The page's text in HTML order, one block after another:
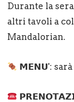
Durante la
altri tavoli a
Mandalorian.
𝗠𝗘𝗡𝗨': sarà